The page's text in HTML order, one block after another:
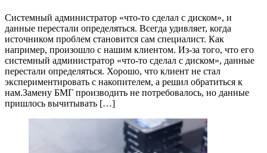
Системный администратор «что-то сделал с диском», и
данные перестали определяться. Всегда удивляет, когда
источником проблем становится сам специалист. Как
например, произошло с нашим клиентом. Из-за того, что его
системный администратор «что-то сделал с диском», данные
перестали определяться. Хорошо, что клиент не стал
экспериментировать с накопителем, а решил обратиться к
нам.Замену БМГ производить не потребовалось, но данные
пришлось вычитывать […]